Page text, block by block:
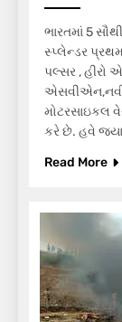
ભારતમાં 5
સ્પ્લેન્ડર
પલ્સર ,
એસવીએન,નવી
મોટરસાઇકલ
કરે છે. હવે
Read More